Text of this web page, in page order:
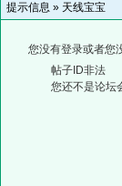
提示信息 » 天线宝宝
您没有登录或者您
帖子ID非法
您还不是论坛